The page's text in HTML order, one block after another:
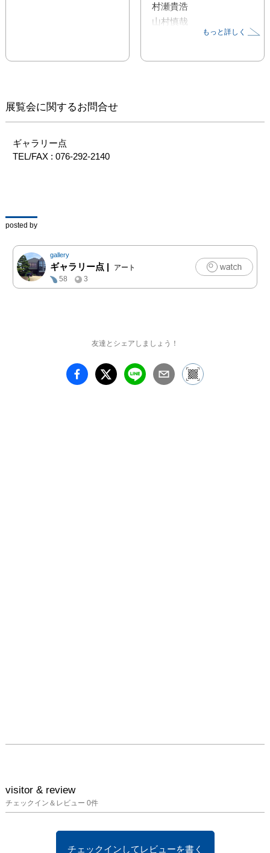
村瀬貴浩
山村慎哉
もっと詳しく
展覧会に関するお問合せ
ギャラリー点
TEL/FAX : 076-292-2140
posted by
gallery
ギャラリー点 |
アート
58
3
友達とシェアしましょう！
visitor & review
チェックイン＆レビュー 0件
チェックインしてレビューを書く